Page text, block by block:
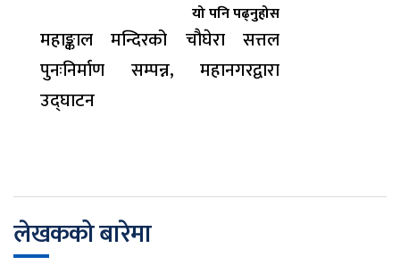
यो पनि पढ्नुहोस
महाङ्काल मन्दिरको चौघेरा सत्तल
पुनःनिर्माण सम्पन्न, महानगरद्वारा
उद्घाटन
लेखकको बारेमा